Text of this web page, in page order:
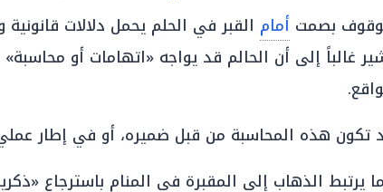
بصمت أمام القبر في الحلم يحمل دلالات
غالباً إلى أن الحالم قد يواجه «اتهامات أو
تكون هذه المحاسبة من قبل ضميره، أو في إطار عملي
يرتبط الذهاب إلى المقبرة في المنام باسترجاع